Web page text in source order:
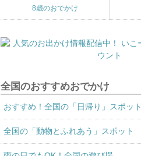
8歳のおでかけ
全国のおすすめおでかけ
おすすめ！全国の「日帰り」スポット
全国の「動物とふれあう」スポット